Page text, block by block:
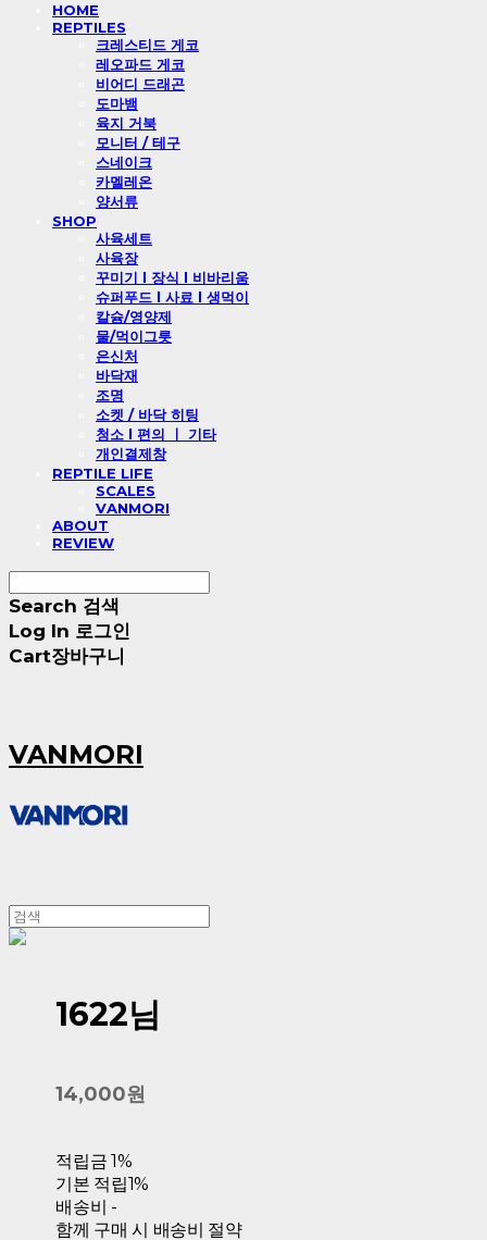
HOME
REPTILES
크레스티드 게코
레오파드 게코
비어디 드래곤
도마뱀
육지 거북
모니터 / 테구
스네이크
카멜레온
양서류
SHOP
사육세트
사육장
꾸미기 l 장식 l 비바리움
슈퍼푸드 l 사료 l 생먹이
칼슘/영양제
물/먹이그릇
은신처
바닥재
조명
소켓 / 바닥 히팅
청소 l 편의 ㅣ 기타
개인결제창
REPTILE LIFE
SCALES
VANMORI
ABOUT
REVIEW
Search 검색
Log In 로그인
Cart장바구니
VANMORI
1622님
14,000원
적립금 1%
기본 적립1%
배송비 -
함께 구매 시 배송비 절약